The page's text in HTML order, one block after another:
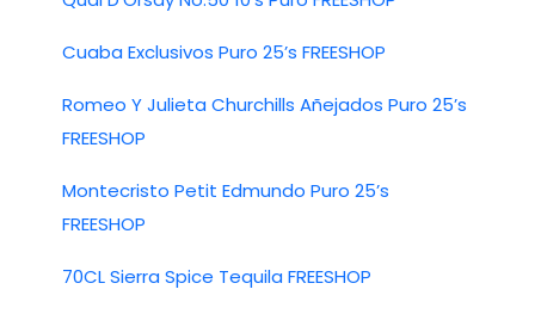
Cuaba Exclusivos Puro 25’s FREESHOP
Romeo Y Julieta Churchills Añejados Puro 25’s
FREESHOP
Montecristo Petit Edmundo Puro 25’s
FREESHOP
70CL Sierra Spice Tequila FREESHOP